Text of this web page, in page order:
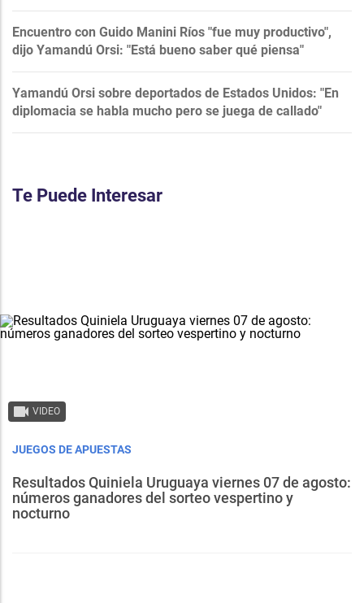
Encuentro con Guido Manini Ríos "fue muy productivo",
dijo Yamandú Orsi: "Está bueno saber qué piensa"
Yamandú Orsi sobre deportados de Estados Unidos: "En
diplomacia se habla mucho pero se juega de callado"
Te Puede Interesar
VIDEO
JUEGOS DE APUESTAS
Resultados Quiniela Uruguaya viernes 07 de agosto:
números ganadores del sorteo vespertino y
nocturno